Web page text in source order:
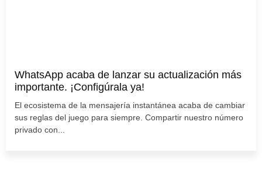
WhatsApp acaba de lanzar su actualización más
importante. ¡Configúrala ya!
El ecosistema de la mensajería instantánea acaba de cambiar
sus reglas del juego para siempre. Compartir nuestro número
privado con...